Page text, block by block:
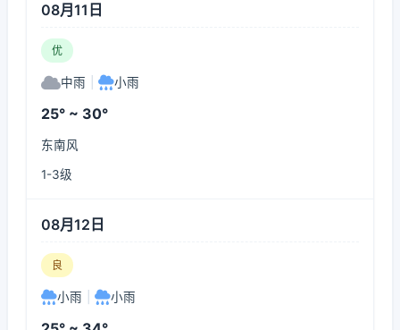
08月11日
优
中雨 小雨
25° ~ 30°
东南风
1-3级
08月12日
良
小雨 小雨